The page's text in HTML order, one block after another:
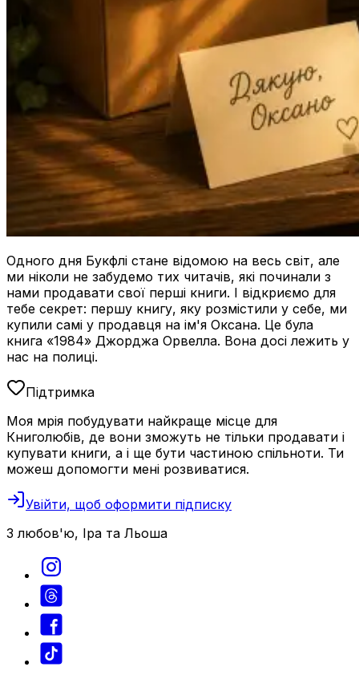
Одного дня Букфлі стане відомою на весь світ, але
ми ніколи не забудемо тих читачів, які починали з
нами продавати свої перші книги. І відкриємо для
тебе секрет: першу книгу, яку розмістили у себе, ми
купили самі у продавця на ім'я Оксана. Це була
книга «1984» Джорджа Орвелла. Вона досі лежить у
нас на полиці.
Підтримка
Моя мрія побудувати найкраще місце для
Книголюбів, де вони зможуть не тільки продавати і
купувати книги, а і ще бути частиною спільноти. Ти
можеш допомогти мені розвиватися.
Увійти, щоб оформити підписку
З любов'ю, Іра та Льоша